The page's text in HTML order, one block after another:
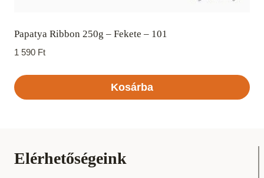
Papatya Ribbon 250g – Fekete – 101
1 590 Ft
Kosárba
Elérhetőségeink